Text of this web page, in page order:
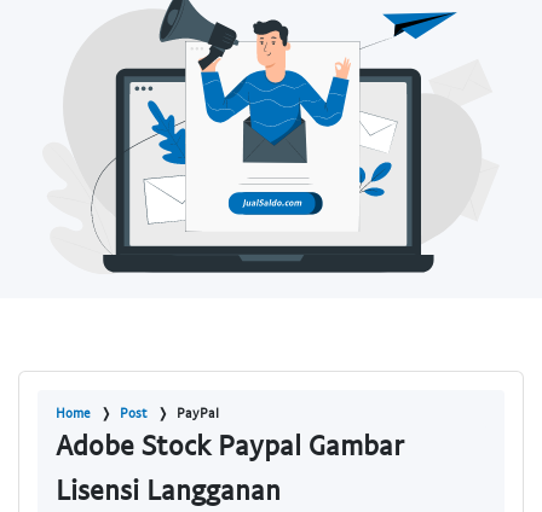
Home Post PayPal
Adobe Stock Paypal Gambar
Lisensi Langganan